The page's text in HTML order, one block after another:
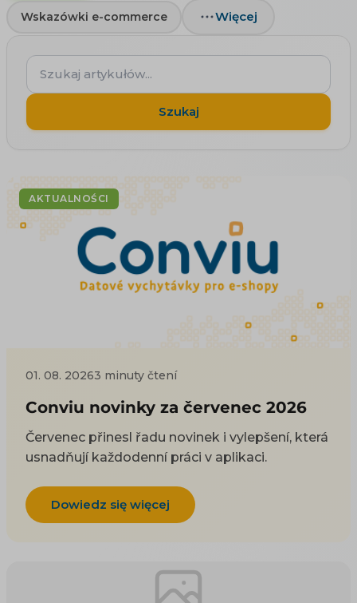
Wskazówki e-commerce Więcej
Szukaj
artykułów...
Szukaj
AKTUALNOŚCI
01. 08. 20263 minuty čtení
Conviu novinky za červenec 2026
Červenec přinesl řadu novinek i vylepšení, která
usnadňují každodenní práci v aplikaci.
Dowiedz się więcej